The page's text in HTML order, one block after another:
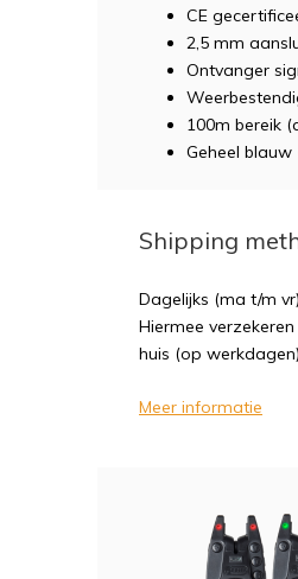
CE
2,5 mm
Ontvanger
100m bereik
Geheel
Shipping
Dagelijks (ma t/m
Hiermee
huis (op
Meer informatie